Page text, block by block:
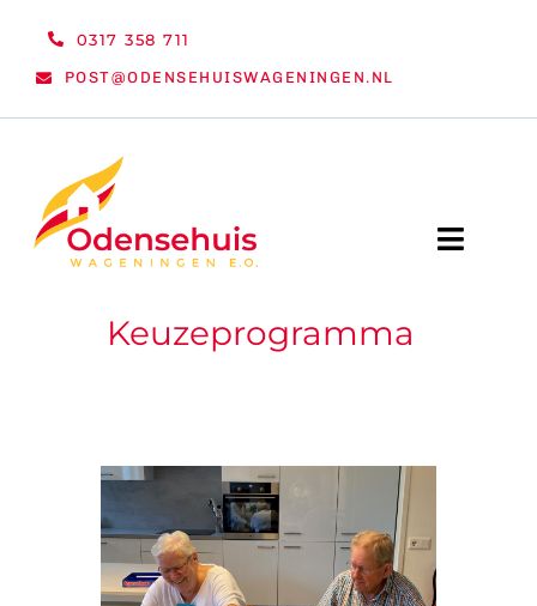
0317 358 711
POST@ODENSEHUISWAGENINGEN.NL
Toggle
WELKOM
ORGANISATIE
VRIJWILLIGERS & STAGIAIRES
Keuzeprogramma